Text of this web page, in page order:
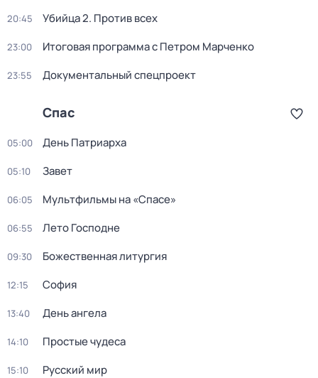
20:45 Убийца 2. Против всех
23:00 Итогoвая программа с Петрoм Марченко
23:55 Документальный спецпроект
Спас
05:00 День Патриарха
05:10 Завет
06:05 Мультфильмы нa «Спаcе»
06:55 Лето Господне
09:30 Божественная литургия
12:15 София
13:40 День ангела
14:10 Простые чудеca
15:10 Русский мир